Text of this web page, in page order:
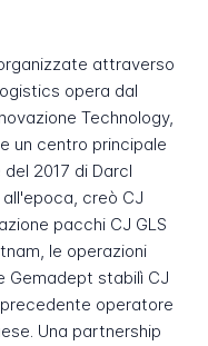
attraverso
opera dal
Technology,
un centro principale
2017 di Darcl
creò CJ
pacchi CJ GLS
le operazioni
Gemadept stabilì CJ
operatore
Una partnership